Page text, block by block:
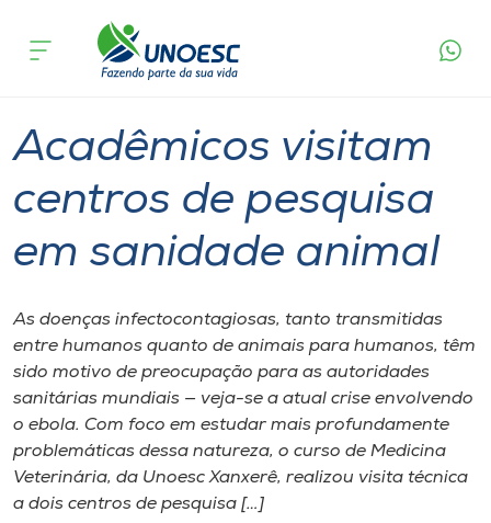
Cursos
Atendimento ao Estudante
Portal de Ensino
A
Internacionalização
acontece
Acadêmicos visitam
centros de pesquisa
em sanidade animal
As doenças infectocontagiosas, tanto transmitidas
entre humanos quanto de animais para humanos, têm
sido motivo de preocupação para as autoridades
sanitárias mundiais — veja-se a atual crise envolvendo
o ebola. Com foco em estudar mais profundamente
problemáticas dessa natureza, o curso de Medicina
Veterinária, da Unoesc Xanxerê, realizou visita técnica
a dois centros de pesquisa […]